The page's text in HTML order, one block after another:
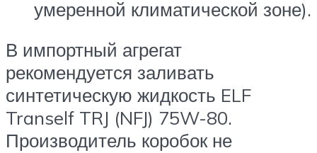
умеренной климатической зоне).
В импортный агрегат
рекомендуется заливать
синтетическую жидкость ELF
Tranself TRJ (NFJ) 75W-80.
Производитель коробок не